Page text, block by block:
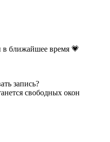
в ближайшее время 💗
запись?
свободных окон